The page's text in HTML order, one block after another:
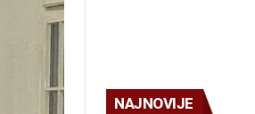
NAJNOVIJE